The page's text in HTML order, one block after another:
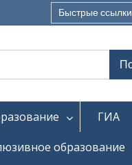
Быстрые ссылки
ГИА
образование